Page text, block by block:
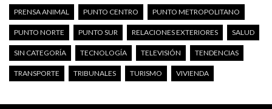
PRENSA ANIMAL PUNTO CENTRO PUNTO METROPOLITANO
PUNTO NORTE PUNTO SUR RELACIONES EXTERIORES SALUD
SIN CATEGORÍA TECNOLOGÍA TELEVISIÓN TENDENCIAS
TRANSPORTE TRIBUNALES TURISMO VIVIENDA